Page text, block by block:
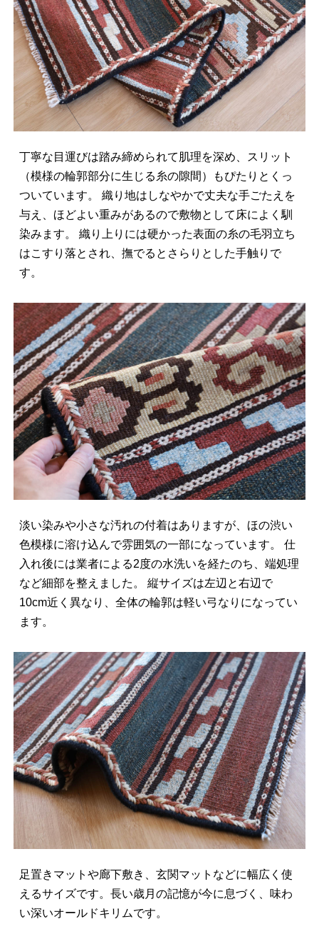
丁寧な目運びは踏み締められて肌理を深め、スリット
（模様の輪郭部分に生じる糸の隙間）もぴたりとくっ
ついています。 織り地はしなやかで丈夫な手ごたえを
与え、ほどよい重みがあるので敷物として床によく馴
染みます。 織り上りには硬かった表面の糸の毛羽立ち
はこすり落とされ、撫でるとさらりとした手触りで
す。
淡い染みや小さな汚れの付着はありますが、ほの渋い
色模様に溶け込んで雰囲気の一部になっています。 仕
入れ後には業者による2度の水洗いを経たのち、端処理
など細部を整えました。 縦サイズは左辺と右辺で
10cm近く異なり、全体の輪郭は軽い弓なりになってい
ます。
足置きマットや廊下敷き、玄関マットなどに幅広く使
えるサイズです。長い歳月の記憶が今に息づく、味わ
い深いオールドキリムです。